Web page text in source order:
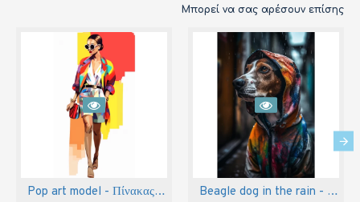
Μπορεί να σας αρέσουν επίσης
Pop art model - Πίνακας σε καμβά Beagle dog in the rain - Πίνακας σε καμβά